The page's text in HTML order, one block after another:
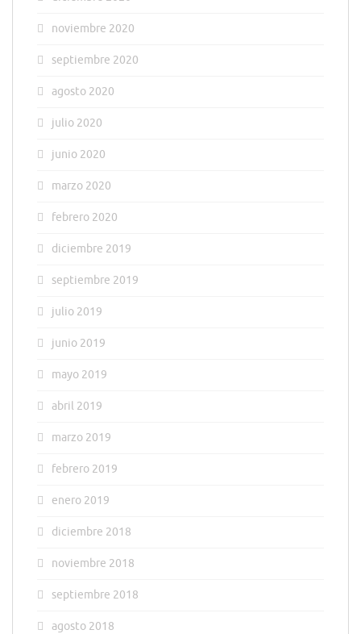
noviembre 2020
septiembre 2020
agosto 2020
julio 2020
junio 2020
marzo 2020
febrero 2020
diciembre 2019
septiembre 2019
julio 2019
junio 2019
mayo 2019
abril 2019
marzo 2019
febrero 2019
enero 2019
diciembre 2018
noviembre 2018
septiembre 2018
agosto 2018